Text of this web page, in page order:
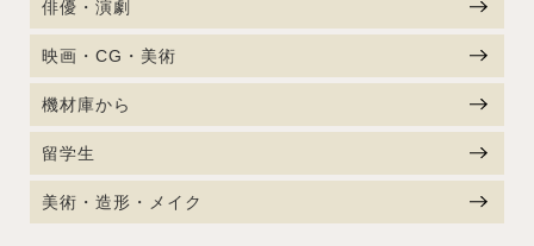
俳優・演劇
映画・CG・美術
機材庫から
留学生
美術・造形・メイク